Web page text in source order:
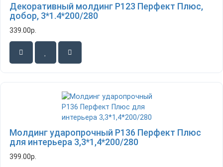
Декоративный молдинг P123 Перфект Плюс,
добор, 3*1.4*200/280
339.00р.
Молдинг ударопрочный P136 Перфект Плюс
для интерьера 3,3*1,4*200/280
399.00р.